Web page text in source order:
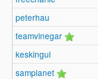
peterhau
teamvinegar
keskingul
samplanet